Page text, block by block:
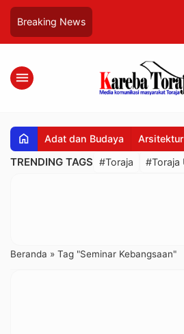
Breaking News
menu
home Adat dan Budaya Arsitektur
TRENDING TAGS #Toraja #Toraja
Beranda » Tag "Seminar Kebangsaan"